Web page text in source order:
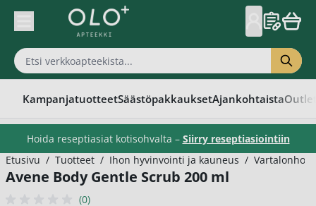
Skip to Content
KampanjatuotteetSäästöpakkauksetAjankohtaista
Hoida reseptiasiat kotisohvalta – Siirry reseptiasiointiin
Etusivu / Tuotteet / Ihon hyvinvointi ja kauneus /
Avene Body Gentle Scrub 200 ml
(0)